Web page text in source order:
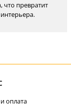
что превратит
оплата